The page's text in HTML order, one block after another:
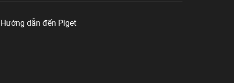
Hướng dẫn đến Piget